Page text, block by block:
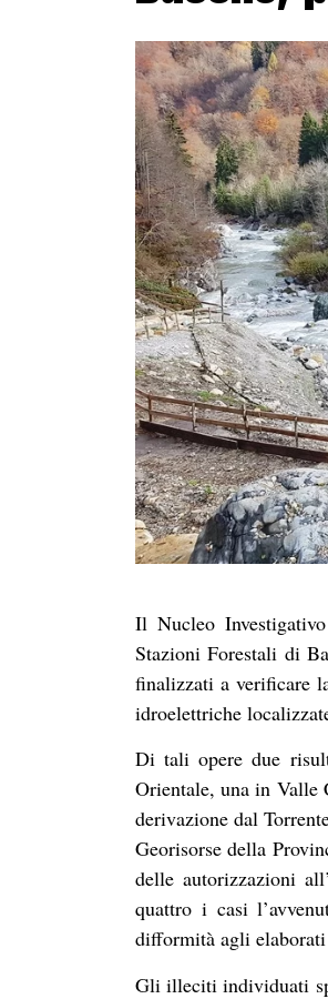
Il Nucleo
Stazioni Forestali di
finalizzati a verificare
idroelettriche
Di tali opere due
Orientale, una in Valle
derivazione dal
Georisorse della
delle autorizzazioni
quattro i casi
difformità agli
Gli illeciti individuati